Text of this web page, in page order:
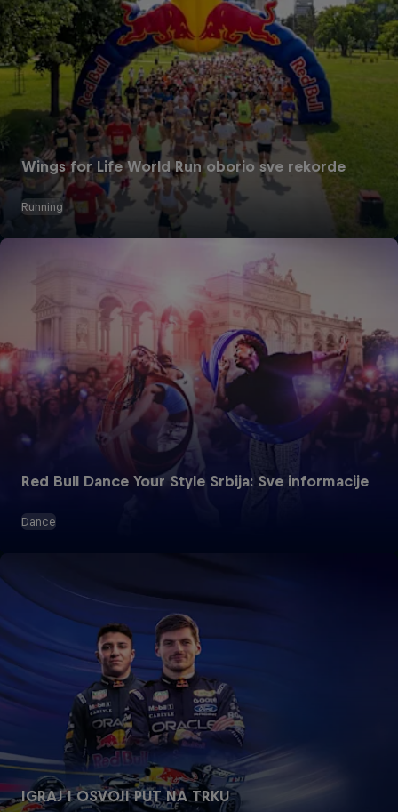
Wings for Life World Run oborio sve rekorde
Running
Red Bull Dance Your Style Srbija: Sve informacije
Dance
IGRAJ I OSVOJI PUT NA TRKU